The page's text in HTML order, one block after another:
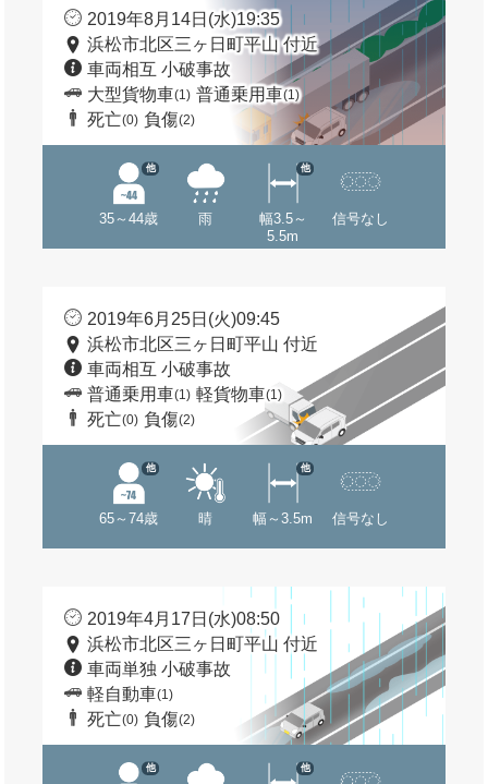
2019年8月14日(水)19:35
浜松市北区三ヶ日町平山 付近
車両相互 小破事故
大型貨物車(1) 普通乗用車(1)
死亡(0) 負傷(2)
35～44歳
他
雨
幅3.5～
5.5m
他
信号なし
2019年6月25日(火)09:45
浜松市北区三ヶ日町平山 付近
車両相互 小破事故
普通乗用車(1) 軽貨物車(1)
死亡(0) 負傷(2)
65～74歳
他
晴 幅～3.5m
他
信号なし
2019年4月17日(水)08:50
浜松市北区三ヶ日町平山 付近
車両単独 小破事故
軽自動車(1)
死亡(0) 負傷(2)
他 他